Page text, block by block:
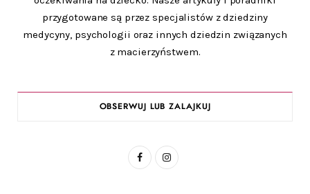
przygotowane są przez specjalistów z dziedziny
medycyny, psychologii oraz innych dziedzin związanych
z macierzyństwem.
OBSERWUJ LUB ZALAJKUJ
F
I